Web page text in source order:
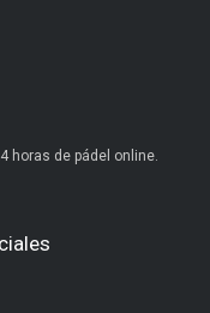
horas de pádel online.